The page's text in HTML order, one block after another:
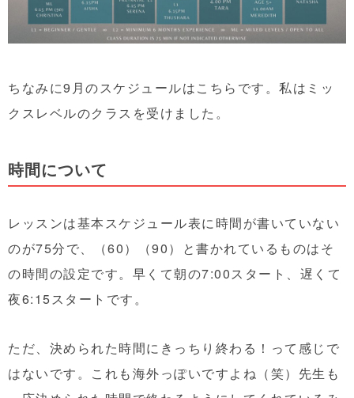
ちなみに9月のスケジュールはこちらです。私はミッ
クスレベルのクラスを受けました。
時間について
レッスンは基本スケジュール表に時間が書いていない
のが75分で、（60）（90）と書かれているものはそ
の時間の設定です。早くて朝の7:00スタート、遅くて
夜6:15スタートです。
ただ、決められた時間にきっちり終わる！って感じで
はないです。これも海外っぽいですよね（笑）先生も